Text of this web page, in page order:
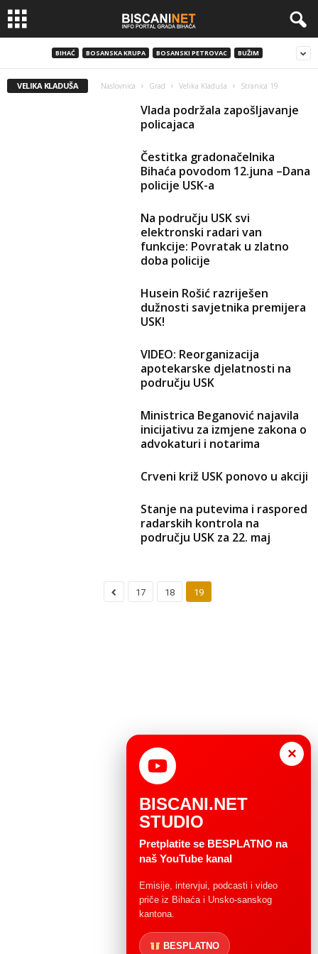
BIHAĆ BOSANSKA KRUPA BOSANSKI PETROVAC BUŽIM
VELIKA KLADUŠA Naslovnica Grad Velika Kladuša Stranica 19
Vlada podržala zapošljavanje
policajaca
Čestitka gradonačelnika
Bihaća povodom 12.juna –Dana
policije USK-a
Na području USK svi
elektronski radari van
funkcije: Povratak u zlatno
doba policije
Husein Rošić razriješen
dužnosti savjetnika premijera
USK!
VIDEO: Reorganizacija
apotekarske djelatnosti na
području USK
Ministrica Beganović najavila
inicijativu za izmjene zakona o
advokaturi i notarima
Crveni križ USK ponovo u akciji
Stanje na putevima i raspored
radarskih kontrola na
području USK za 22. maj
17 18 19
×
BISCANI.NET
STUDIO
Pretplatite se BESPLATNO na
naš YouTube kanal
Emisije, intervjui, podcasti i video
priče iz Bihaća i Unsko-sanskog
kantona.
BESPLATNO